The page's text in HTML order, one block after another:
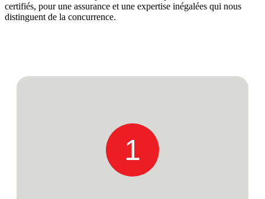
certifiés, pour une assurance et une expertise inégalées qui nous
distinguent de la concurrence.
1